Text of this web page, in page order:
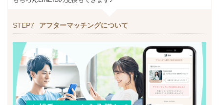
STEP7 アフターマッチングについて